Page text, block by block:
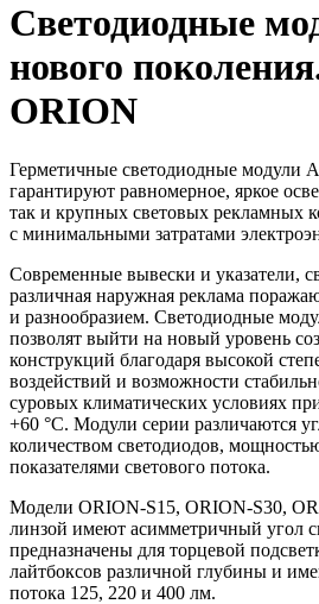
Светодиодные
нового
ORION
Герметичные светодиодные модули
гарантируют равномерное, яркое
так и крупных световых рекламных
с минимальными затратами
Современные вывески и указатели,
различная наружная реклама
и разнообразием. Светодиодные
позволят выйти на новый уровень
конструкций благодаря высокой
воздействий и возможности
суровых климатических условиях
+60 °C. Модули серии различаются
количеством светодиодов,
показателями светового потока.
Модели ORION-S15, ORION-S30,
линзой имеют асимметричный угол
предназначены для торцевой
лайтбоксов различной глубины и
потока 125, 220 и 400 лм.